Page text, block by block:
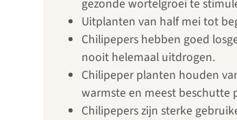
gezonde wortelgroei te
Uitplanten van half mei tot
Chilipepers hebben goed
nooit helemaal uitdrogen.
Chilipeper planten houden
warmste en meest beschutte
Chilipepers zijn sterke